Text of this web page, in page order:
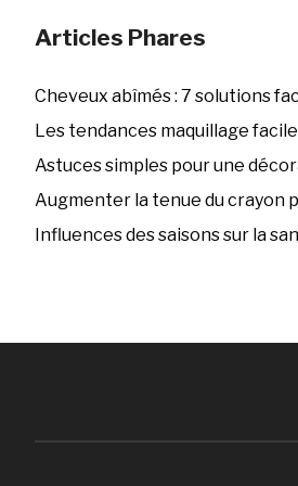
Articles Phares
Cheveux abîmés : 7 solutions
Les tendances maquillage
Astuces simples pour une
Augmenter la tenue du crayon
Influences des saisons sur la